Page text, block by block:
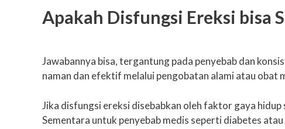
Apakah Disfungsi Ereksi bisa
Jawabannya bisa, tergantung pada penyebab dan
naman dan efektif melalui pengobatan alami atau obat
Jika disfungsi ereksi disebabkan oleh faktor gaya
Sementara untuk penyebab medis seperti diabetes